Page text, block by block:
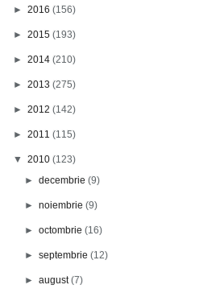
► 2016 (156)
► 2015 (193)
► 2014 (210)
► 2013 (275)
► 2012 (142)
► 2011 (115)
▼ 2010 (123)
►decembrie(9)
►noiembrie(9)
►octombrie(16)
►septembrie(12)
►august(7)